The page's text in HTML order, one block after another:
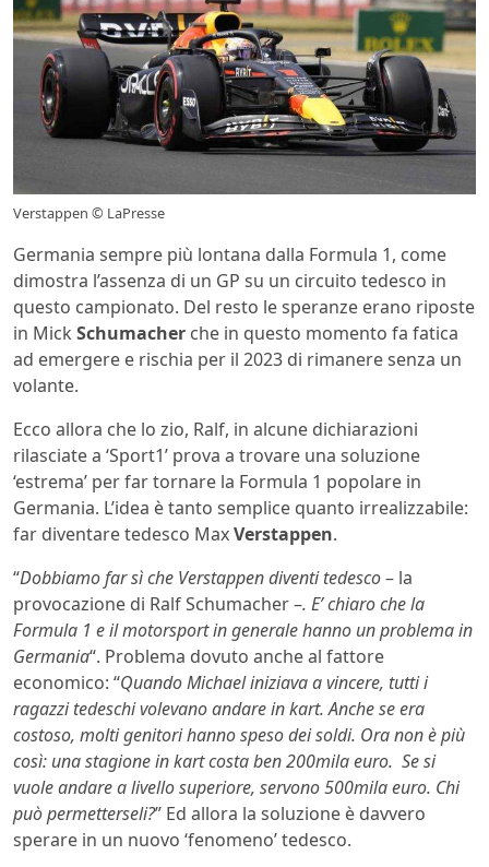
Verstappen © LaPresse
Germania sempre più lontana dalla Formula 1, come
dimostra l’assenza di un GP su un circuito tedesco in
questo campionato. Del resto le speranze erano riposte
in Mick Schumacher che in questo momento fa fatica
ad emergere e rischia per il 2023 di rimanere senza un
volante.
Ecco allora che lo zio, Ralf, in alcune dichiarazioni
rilasciate a ‘Sport1’ prova a trovare una soluzione
‘estrema’ per far tornare la Formula 1 popolare in
Germania. L’idea è tanto semplice quanto irrealizzabile:
far diventare tedesco MaxVerstappen.
“Dobbiamo far sì che Verstappen diventi tedesco– la
provocazione di Ralf Schumacher –. E’ chiaro che la
Formula 1 e il motorsport in generale hanno un problema in
Germania“. Problema dovuto anche al fattore
economico: “Quando Michael iniziava a vincere, tutti i
ragazzi tedeschi volevano andare in kart. Anche se era
costoso, molti genitori hanno speso dei soldi. Ora non è più
così: una stagione in kart costa ben 200mila euro. Se si
vuole andare a livello superiore, servono 500mila euro. Chi
può permetterseli?” Ed allora la soluzione è davvero
sperare in un nuovo ‘fenomeno’ tedesco.